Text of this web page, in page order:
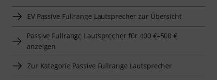
EV Passive Fullrange Lautsprecher zur Übersicht
Passive Fullrange Lautsprecher für 400 €–500 €
anzeigen
Zur Kategorie Passive Fullrange Lautsprecher